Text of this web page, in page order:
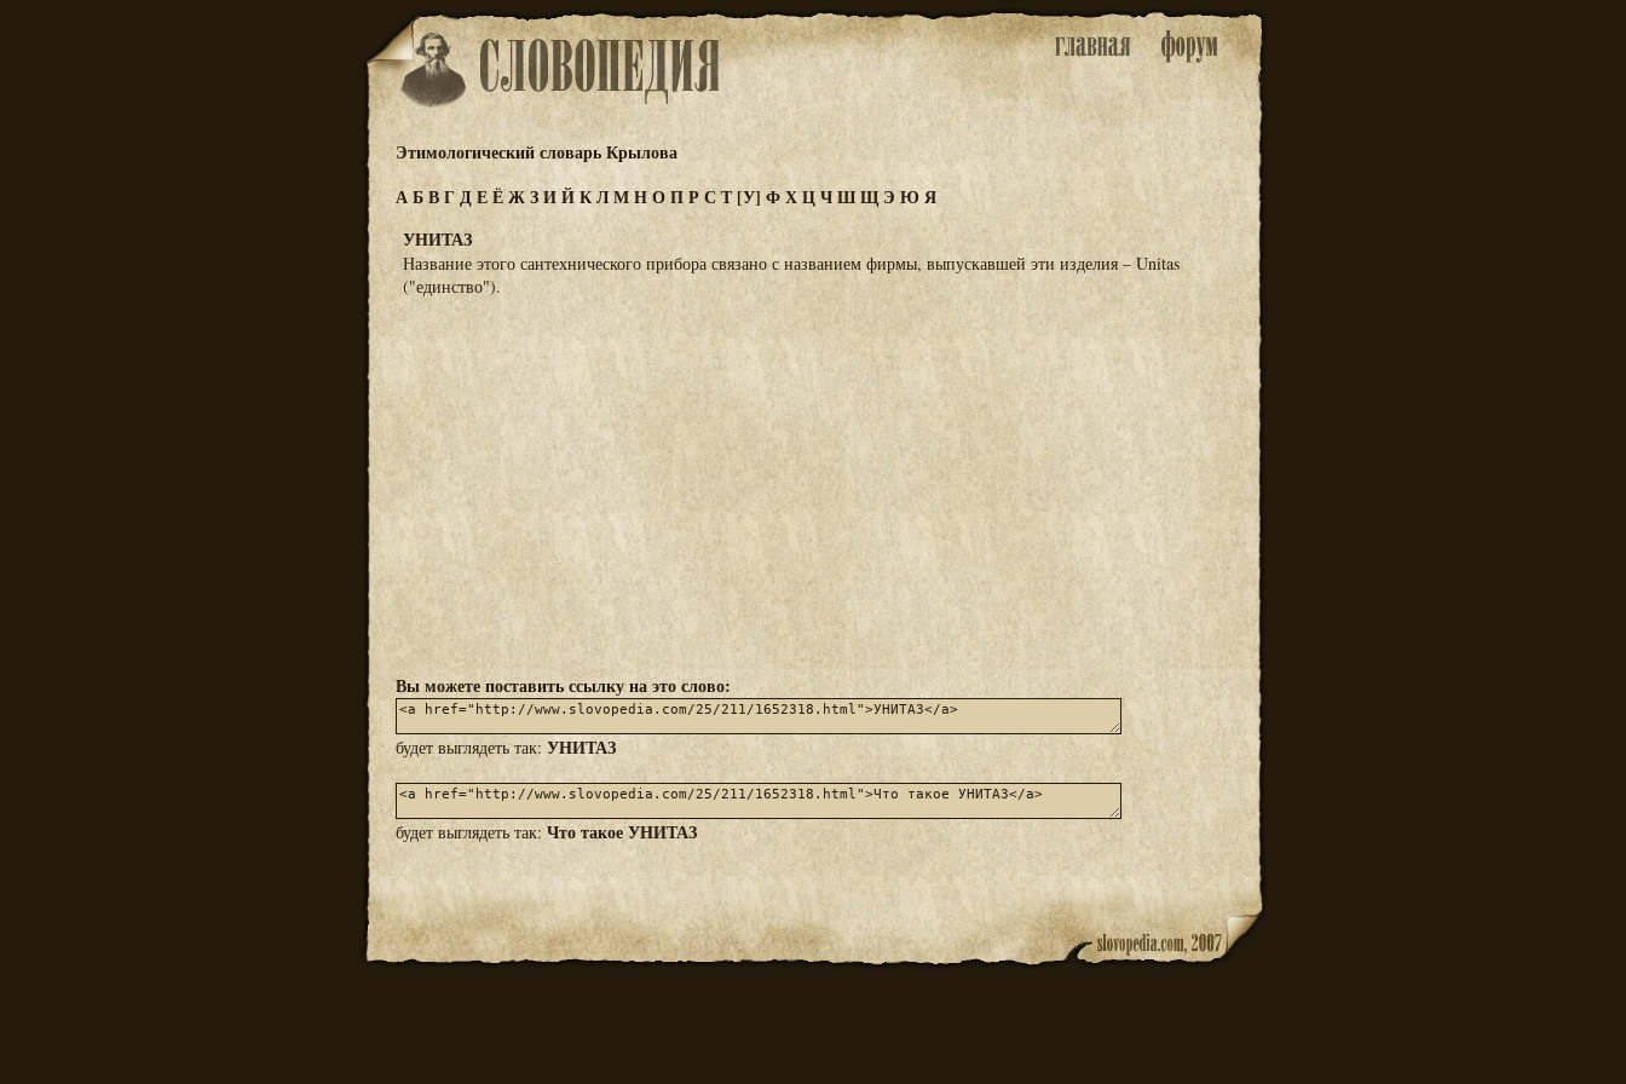
Этимологический словарь Крылова
АБВГДЕЁЖЗИЙКЛМНОПРСТ[У] ФХЦЧШЩ ЭЮ Я
УНИТАЗ
Название этого сантехнического прибора связано с названием фирмы, выпускавшей эти изделия – Unitas
("единство").
Вы можете поставить ссылку на это слово:
будет выглядеть так: УНИТАЗ
будет выглядеть так:Что такое УНИТАЗ